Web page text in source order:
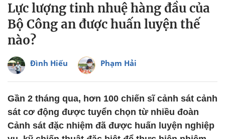
Lực lượng tinh nhuệ hàng đầu của
Bộ Công an được huấn luyện thế
nào?
Đình Hiếu Phạm Hải
Gần 2 tháng qua, hơn 100 chiến sĩ cảnh sát cảnh
sát cơ động được tuyển chọn từ nhiều đoàn
Cảnh sát đặc nhiệm đã được huấn luyện nghiệp